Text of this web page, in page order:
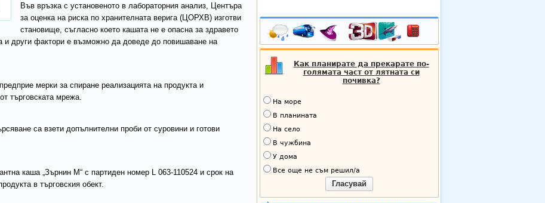
Във връзка с установеното в лабораторния анализ, Центъра
за оценка на риска по хранителната верига (ЦОРХВ) изготви
становище, съгласно което кашата не е опасна за здравето
и други фактори е възможно да доведе до повишаване на
мерки за спиране реализацията на продукта и
търговската мрежа.
са взети допълнителни проби от суровини и готови
каша „Зърнин М“ с партиден номер L 063-110524 и срок на
в търговския обект.
Как планирате да прекарате по-
голямата част от лятната си
почивка?
На море
В планината
На село
В чужбина
У дома
Все още не съм решил/а
Гласувай